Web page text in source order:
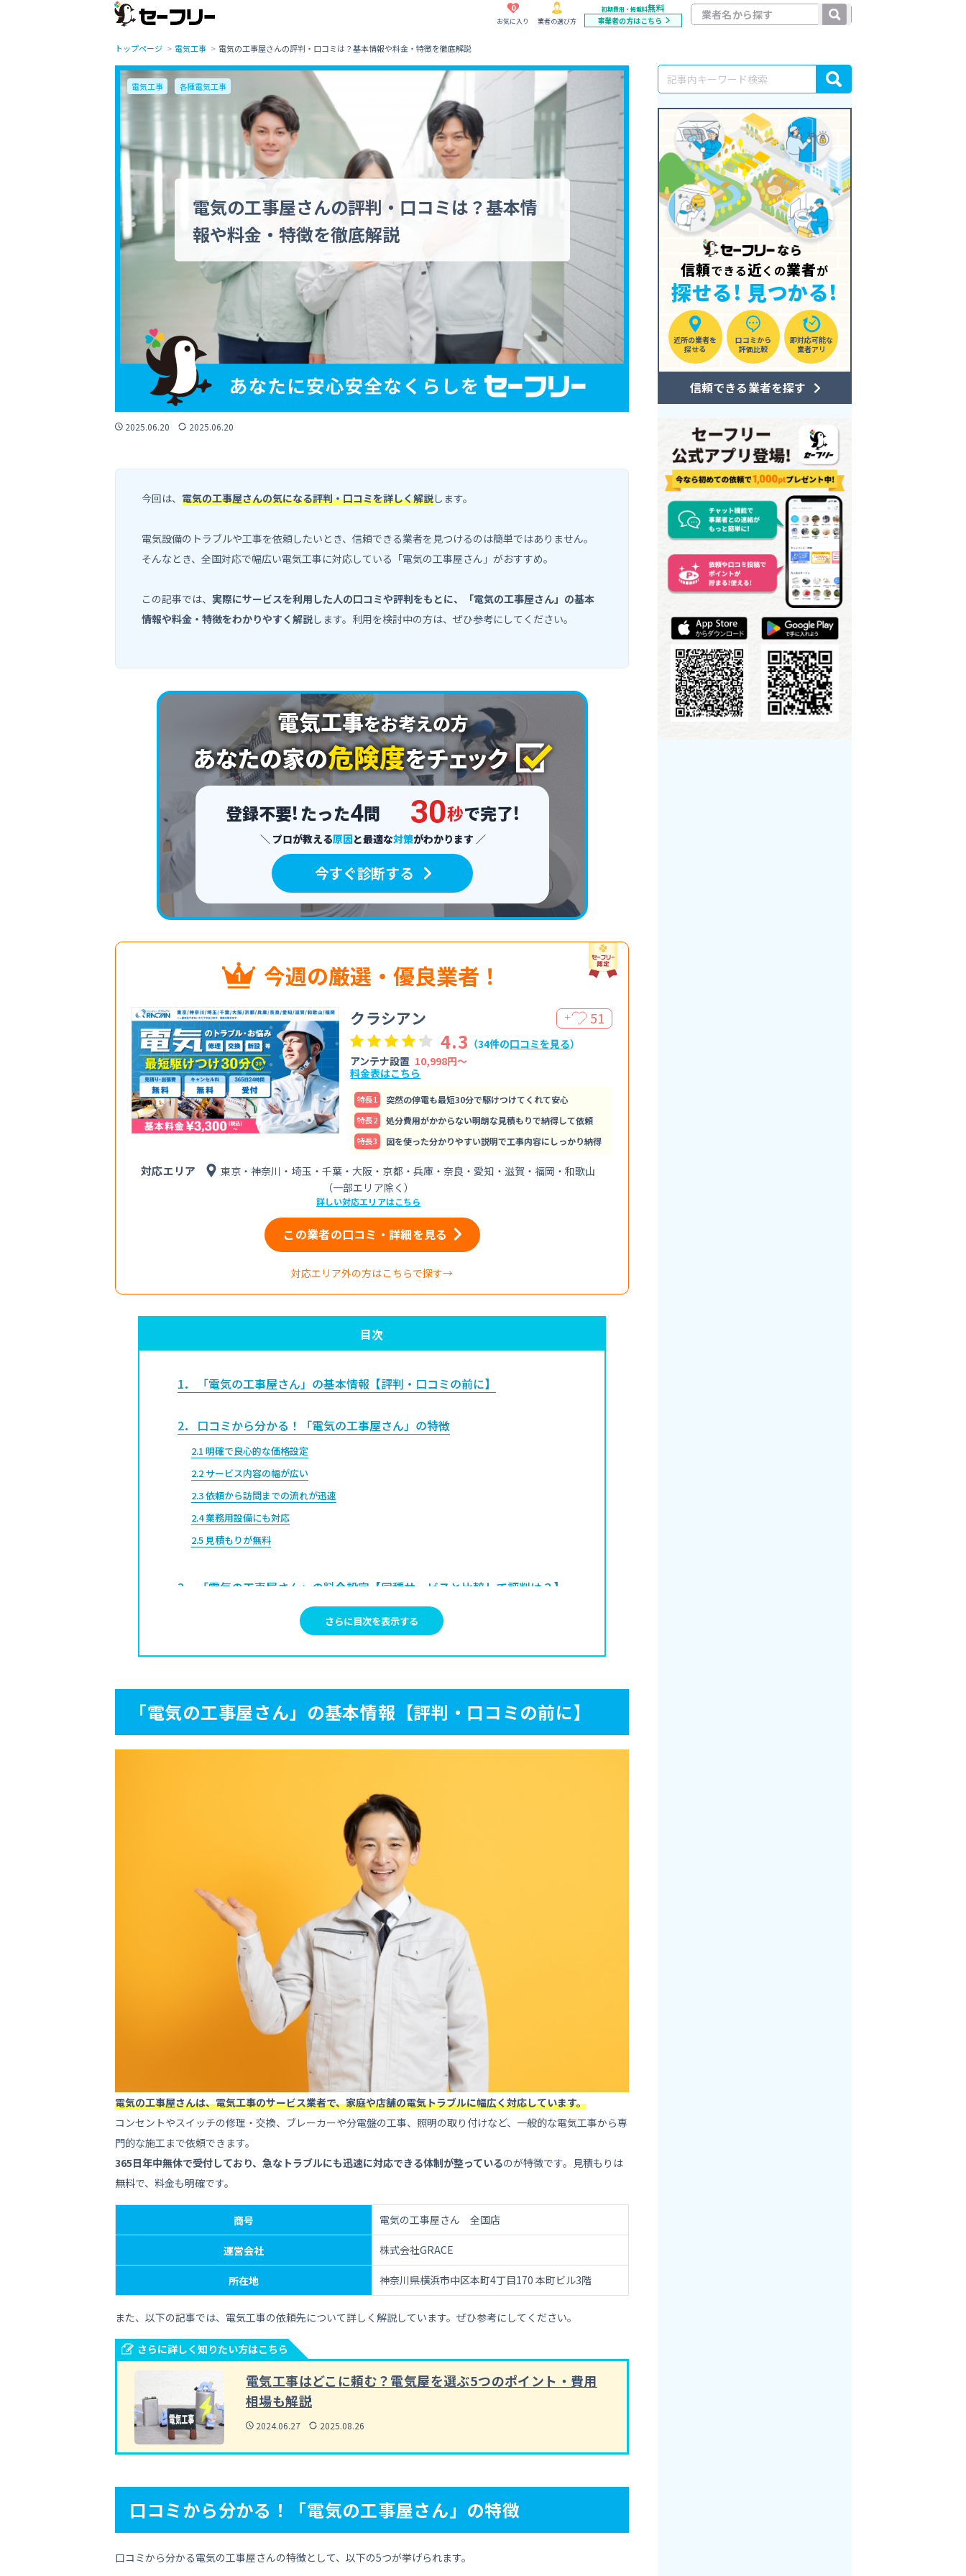
0
お気に入り 業者の選び方
初期費用・掲載料無料
事業者の方はこちら
トップページ 電気工事 電気の工事屋さんの評判・口コミは？基本情報や料金・特徴を徹底解説
信頼できる近くの業者が
探せる! 見つかる!
近所の業者を
探せる
口コミから
評価比較
即対応可能な
業者アリ
信頼できる業者を探す
電気の工事屋さんの評判・口コミは？基本情
報や料金・特徴を徹底解説
電気工事 各種電気工事
2025.06.20 2025.06.20
今回は、 電気の工事屋さんの気になる評判・口コミを詳しく解説します。
電気設備のトラブルや工事を依頼したいとき、信頼できる業者を見つけるのは簡単ではありません。
そんなとき、全国対応で幅広い電気工事に対応している「電気の工事屋さん」がおすすめ。
この記事では、 実際にサービスを利用した人の口コミや評判をもとに、「電気の工事屋さん」の基本
情報や料金・特徴をわかりやすく解説します。利用を検討中の方は、ぜひ参考にしてください。
登録不要! たった4問 30秒で完了!
プロが教える原因と最適な対策がわかります
今すぐ診断する
今週の厳選・優良業者！
クラシアン ＋ 51
4.3 （34件の口コミを見る）
アンテナ設置 10,998円〜
料金表はこちら
特⻑1 突然の停電も最短30分で駆けつけてくれて安心
特⻑2 処分費用がかからない明朗な見積もりで納得して依頼
特⻑3 図を使った分かりやすい説明で工事内容にしっかり納得
対応エリア
東京・神奈川・埼玉・千葉・大阪・京都・兵庫・奈良・愛知・滋賀・福岡・和歌山
（一部エリア除く）
詳しい対応エリアはこちら
この業者の口コミ・詳細を見る
対応エリア外の方はこちらで探す→
目次
1 「電気の工事屋さん」の基本情報【評判・口コミの前に】
2 口コミから分かる！「電気の工事屋さん」の特徴
2.1 明確で良心的な価格設定
2.2サービス内容の幅が広い
2.3依頼から訪問までの流れが迅速
2.4業務用設備にも対応
2.5見積もりが無料
3 「電気の工事屋さん」の料金設定【同種サービスと比較して評判は？】
照明工事・換気扇・レンジフード
3.3コンセント・スイッチ工事
インターホン・TVアンテナ工事
4 口コミから分かる！電気の工事屋さんの良い評判
口コミから分かる！電気の工事屋さんにはこんな評判も
5.1見積もりに時間がかかる場合も
対応していないエリアがある
電気の工事屋さんをおすすめする人【評判・口コミを参考に】
費用をなるべく抑えたい
急なトラブルに対応してほしい
個人宅だけでなくオフィスや店舗でトラブルを抱えている
電気の工事屋さんの利用の流れ【評判・口コミをみて納得したら】
8 困った時には、評判良好な「電気の工事屋さん」へ
さらに目次を表示する
「電気の工事屋さん」の基本情報【評判・口コミの前に】
電気の工事屋さんは、電気工事のサービス業者で、家庭や店舗の電気トラブルに幅広く対応しています。
コンセントやスイッチの修理・交換、ブレーカーや分電盤の工事、照明の取り付けなど、一般的な電気工事から専
門的な施工まで依頼できます。
365日年中無休で受付しており、急なトラブルにも迅速に対応できる体制が整っているのが特徴です。見積もりは
無料で、料金も明確です。
商号 電気の工事屋さん 全国店
運営会社 株式会社GRACE
所在地 神奈川県横浜市中区本町4丁目170 本町ビル3階
また、以下の記事では、電気工事の依頼先について詳しく解説しています。ぜひ参考にしてください。
さらに詳しく知りたい方はこちら
電気工事はどこに頼む？電気屋を選ぶ5つのポイント・費用
相場も解説
2024.06.27 2025.08.26
口コミから分かる！「電気の工事屋さん」の特徴
口コミから分かる電気の工事屋さんの特徴として、以下の5つが挙げられます。